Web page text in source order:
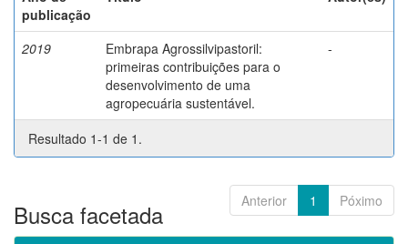
publicação
2019
Embrapa Agrossilvipastoril:
primeiras contribuições para o
desenvolvimento de uma
agropecuária sustentável.
-
Resultado 1-1 de 1.
Anterior 1 Póximo
Busca facetada